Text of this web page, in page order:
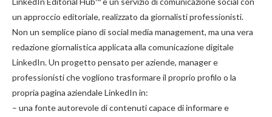
un approccio editoriale, realizzato da giornalisti professionisti.
Non un semplice piano di social media management, ma una vera
redazione giornalistica applicata alla comunicazione digitale
LinkedIn. Un progetto pensato per aziende, manager e
professionisti che vogliono trasformare il proprio profilo o la
propria pagina aziendale LinkedIn in:
– una fonte autorevole di contenuti capace di informare e